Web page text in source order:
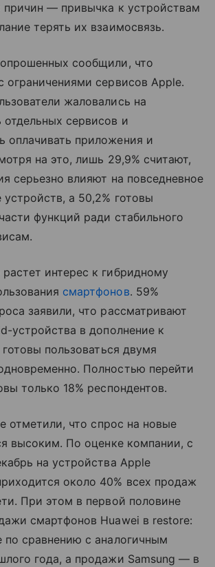
причин — привычка к устройствам
терять их взаимосвязь.
сообщили, что
ограничениями сервисов Apple.
жаловались на
отдельных сервисов и
оплачивать приложения и
на это, лишь 29,9% считают,
серьезно влияют на повседневное
устройств, а 50,2% готовы
функций ради стабильного
интерес к гибридному
смартфонов. 59%
заявили, что рассматривают
устройства в дополнение к
готовы пользоваться двумя
Полностью перейти
только 18% респондентов.
отметили, что спрос на новые
высоким. По оценке компании, с
на устройства Apple
около 40% всех продаж
При этом в первой половине
смартфонов Huawei в restore:
по сравнению с аналогичным
года, а продажи Samsung — в